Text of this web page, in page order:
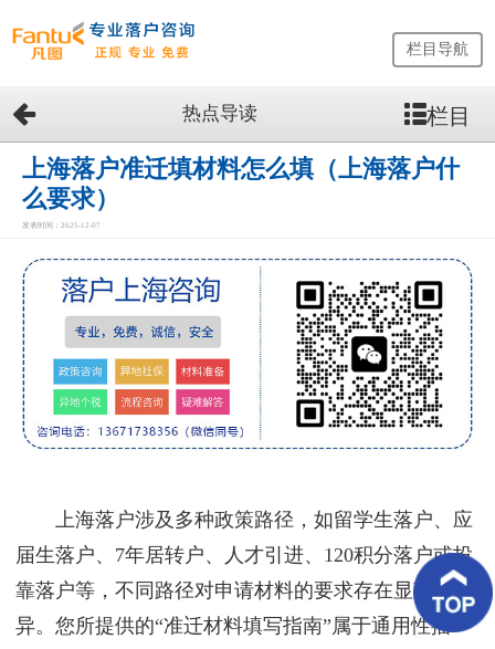
网
站
首
页
留
生
务
优
案
客
栏目导航
热点导读 栏目
上海落户准迁填材料怎么填（上海落户什
么要求）
发表时间：2025-12-07
上海落户涉及多种政策路径，如留学生落户、应
届生落户、7年居转户、人才引进、120积分落户或投
靠落户等，不同路径对申请材料的要求存在显著差
异。您所提供的“准迁材料填写指南”属于通用性描